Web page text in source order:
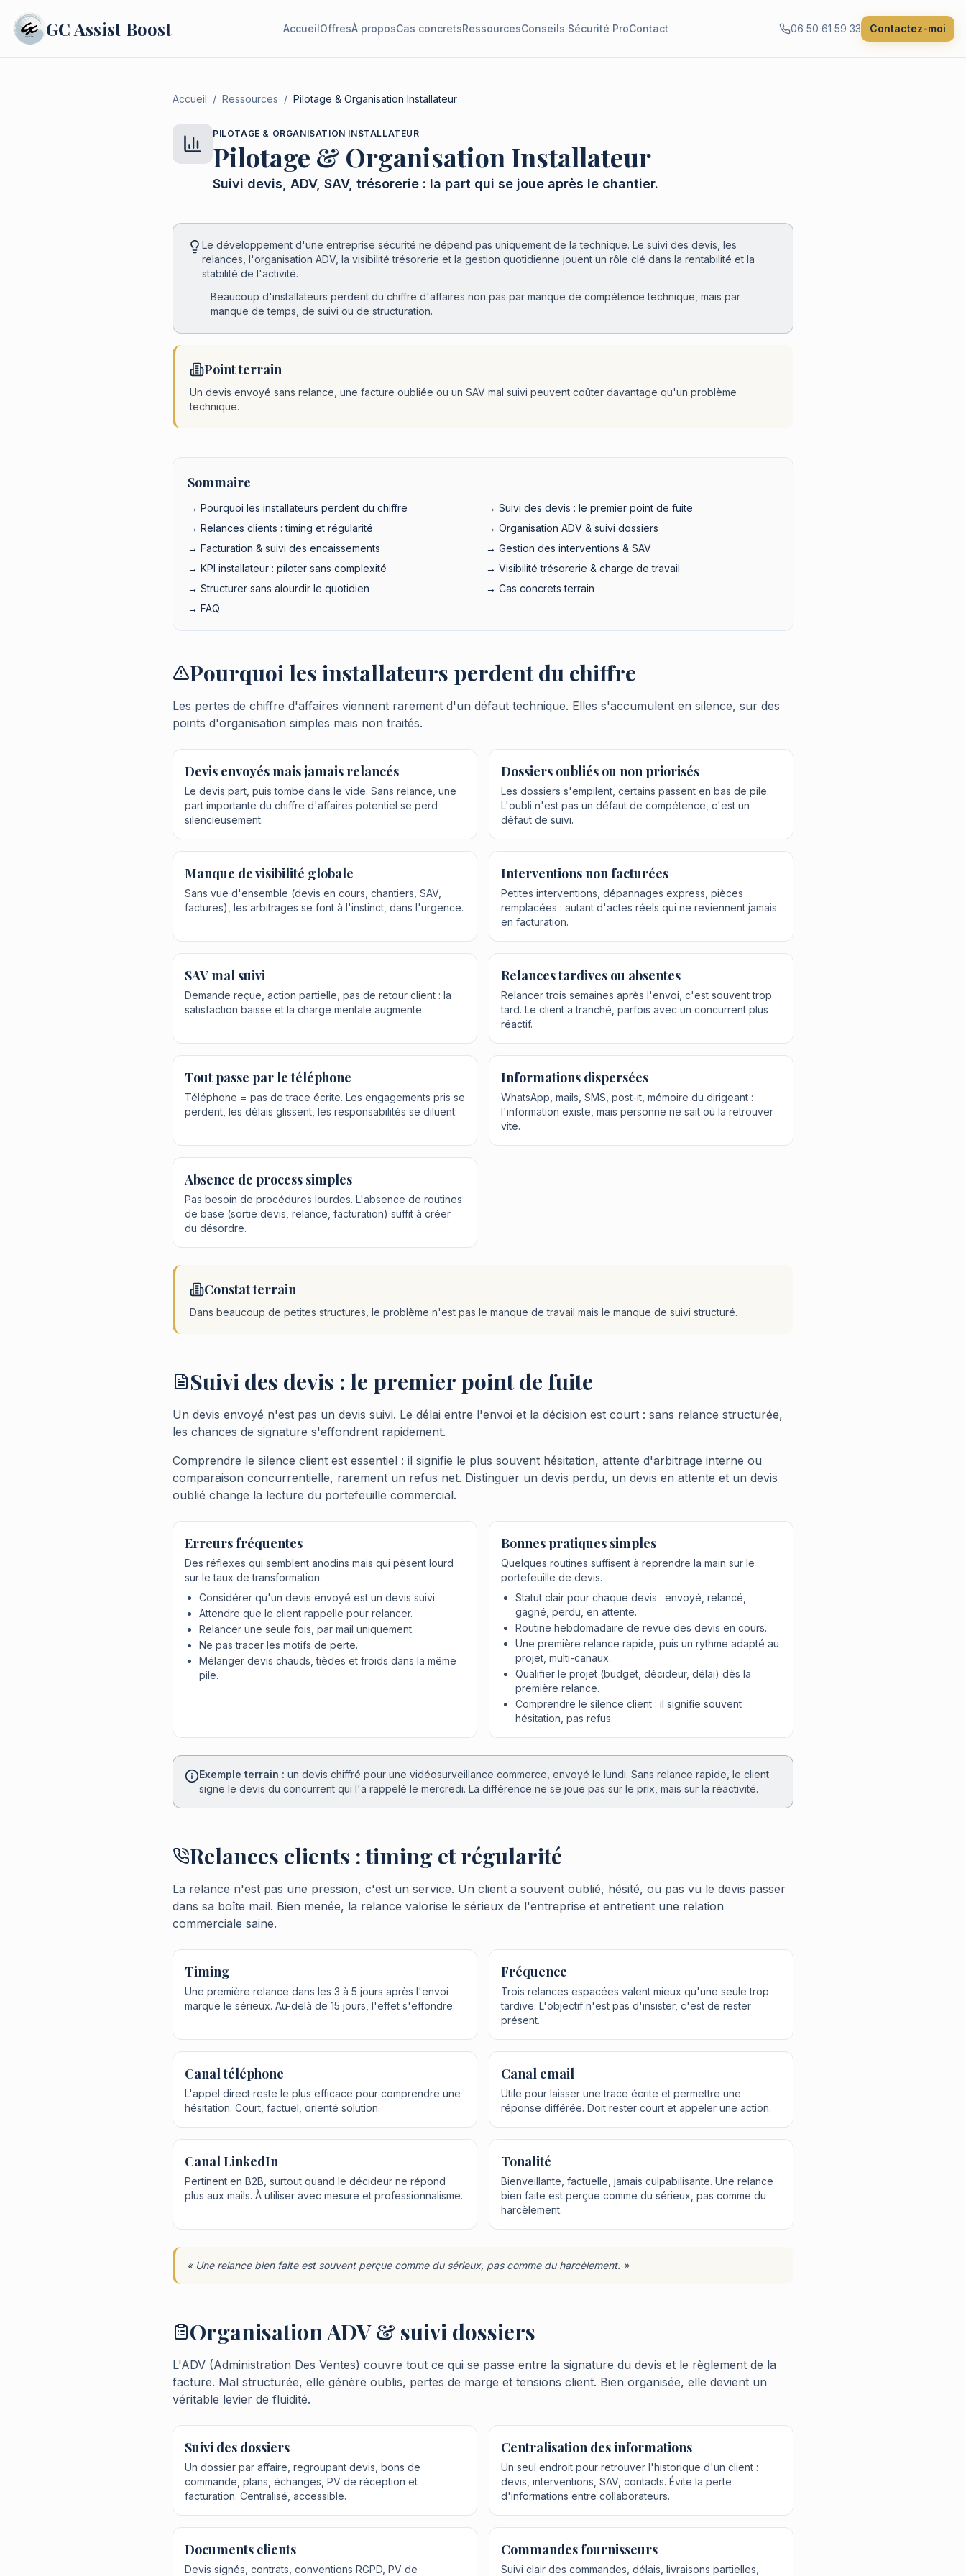
GCAssist Boost AccueilOffresÀ proposCas concretsRessourcesConseils Sécurité ProContact 06 50 61 59 33 Contactez-moi
Accueil / Ressources / Pilotage & Organisation Installateur
PILOTAGE & ORGANISATION INSTALLATEUR
Pilotage & Organisation Installateur
Suivi devis, ADV, SAV, trésorerie : la part qui se joue après le chantier.
Le développement d'une entreprise sécurité ne dépend pas uniquement de la technique. Le suivi des devis, les
relances, l'organisation ADV, la visibilité trésorerie et la gestion quotidienne jouent un rôle clé dans la rentabilité et la
stabilité de l'activité.
Beaucoup d'installateurs perdent du chiffre d'affaires non pas par manque de compétence technique, mais par
manque de temps, de suivi ou de structuration.
Point terrain
Un devis envoyé sans relance, une facture oubliée ou un SAV mal suivi peuvent coûter davantage qu'un problème
technique.
Sommaire
→ Pourquoi les installateurs perdent du chiffre
→ Suivi des devis : le premier point de fuite
→ Relances clients : timing et régularité
→ Organisation ADV & suivi dossiers
→ Facturation & suivi des encaissements
→ Gestion des interventions & SAV
→ KPI installateur : piloter sans complexité
→ Visibilité trésorerie & charge de travail
→ Structurer sans alourdir le quotidien
→ Cas concrets terrain
→ FAQ
Pourquoi les installateurs perdent du chiffre
Les pertes de chiffre d'affaires viennent rarement d'un défaut technique. Elles s'accumulent en silence, sur des
points d'organisation simples mais non traités.
Devis envoyés mais jamais relancés
Le devis part, puis tombe dans le vide. Sans relance, une
part importante du chiffre d'affaires potentiel se perd
silencieusement.
Dossiers oubliés ou non priorisés
Les dossiers s'empilent, certains passent en bas de pile.
L'oubli n'est pas un défaut de compétence, c'est un
défaut de suivi.
Manque de visibilité globale
Sans vue d'ensemble (devis en cours, chantiers, SAV,
factures), les arbitrages se font à l'instinct, dans l'urgence.
Interventions non facturées
Petites interventions, dépannages express, pièces
remplacées : autant d'actes réels qui ne reviennent jamais
en facturation.
SAV mal suivi
Demande reçue, action partielle, pas de retour client : la
satisfaction baisse et la charge mentale augmente.
Relances tardives ou absentes
Relancer trois semaines après l'envoi, c'est souvent trop
tard. Le client a tranché, parfois avec un concurrent plus
réactif.
Tout passe par le téléphone
Téléphone = pas de trace écrite. Les engagements pris se
perdent, les délais glissent, les responsabilités se diluent.
Informations dispersées
WhatsApp, mails, SMS, post-it, mémoire du dirigeant :
l'information existe, mais personne ne sait où la retrouver
vite.
Absence de process simples
Pas besoin de procédures lourdes. L'absence de routines
de base (sortie devis, relance, facturation) suffit à créer
du désordre.
Constat terrain
Dans beaucoup de petites structures, le problème n'est pas le manque de travail mais le manque de suivi structuré.
Suivi des devis : le premier point de fuite
Un devis envoyé n'est pas un devis suivi. Le délai entre l'envoi et la décision est court : sans relance structurée,
les chances de signature s'effondrent rapidement.
Comprendre le silence client est essentiel : il signifie le plus souvent hésitation, attente d'arbitrage interne ou
comparaison concurrentielle, rarement un refus net. Distinguer un devis perdu, un devis en attente et un devis
oublié change la lecture du portefeuille commercial.
Erreurs fréquentes
Des réflexes qui semblent anodins mais qui pèsent lourd
sur le taux de transformation.
Considérer qu'un devis envoyé est un devis suivi.
Attendre que le client rappelle pour relancer.
Relancer une seule fois, par mail uniquement.
Ne pas tracer les motifs de perte.
Mélanger devis chauds, tièdes et froids dans la même
pile.
Bonnes pratiques simples
Quelques routines suffisent à reprendre la main sur le
portefeuille de devis.
Statut clair pour chaque devis : envoyé, relancé,
gagné, perdu, en attente.
Routine hebdomadaire de revue des devis en cours.
Une première relance rapide, puis un rythme adapté au
projet, multi-canaux.
Qualifier le projet (budget, décideur, délai) dès la
première relance.
Comprendre le silence client : il signifie souvent
hésitation, pas refus.
Exemple terrain : un devis chiffré pour une vidéosurveillance commerce, envoyé le lundi. Sans relance rapide, le client
signe le devis du concurrent qui l'a rappelé le mercredi. La différence ne se joue pas sur le prix, mais sur la réactivité.
Relances clients : timing et régularité
La relance n'est pas une pression, c'est un service. Un client a souvent oublié, hésité, ou pas vu le devis passer
dans sa boîte mail. Bien menée, la relance valorise le sérieux de l'entreprise et entretient une relation
commerciale saine.
Timing
Une première relance dans les 3 à 5 jours après l'envoi
marque le sérieux. Au-delà de 15 jours, l'effet s'effondre.
Fréquence
Trois relances espacées valent mieux qu'une seule trop
tardive. L'objectif n'est pas d'insister, c'est de rester
présent.
Canal téléphone
L'appel direct reste le plus efficace pour comprendre une
hésitation. Court, factuel, orienté solution.
Canal email
Utile pour laisser une trace écrite et permettre une
réponse différée. Doit rester court et appeler une action.
Canal LinkedIn
Pertinent en B2B, surtout quand le décideur ne répond
plus aux mails. À utiliser avec mesure et professionnalisme.
Tonalité
Bienveillante, factuelle, jamais culpabilisante. Une relance
bien faite est perçue comme du sérieux, pas comme du
harcèlement.
« Une relance bien faite est souvent perçue comme du sérieux, pas comme du harcèlement. »
Organisation ADV & suivi dossiers
L'ADV (Administration Des Ventes) couvre tout ce qui se passe entre la signature du devis et le règlement de la
facture. Mal structurée, elle génère oublis, pertes de marge et tensions client. Bien organisée, elle devient un
véritable levier de fluidité.
Suivi des dossiers
Un dossier par affaire, regroupant devis, bons de
commande, plans, échanges, PV de réception et
facturation. Centralisé, accessible.
Centralisation des informations
Un seul endroit pour retrouver l'historique d'un client :
devis, interventions, SAV, contacts. Évite la perte
d'informations entre collaborateurs.
Documents clients
Devis signés, contrats, conventions RGPD, PV de
Commandes fournisseurs
Suivi clair des commandes, délais, livraisons partielles,